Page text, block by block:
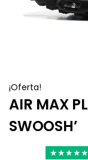
¡Oferta!
AIR MAX
SWOOSH’
★★★★★